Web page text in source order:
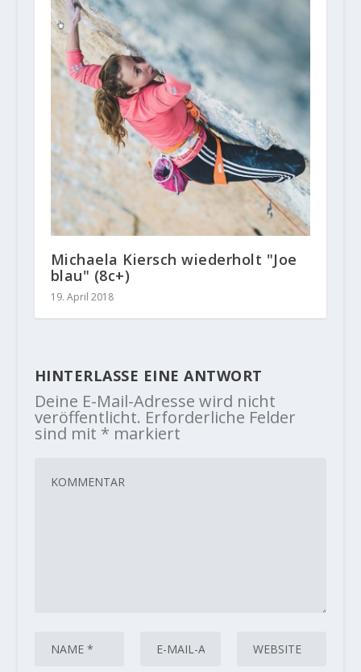
Michaela Kiersch wiederholt "Joe
blau" (8c+)
19. April 2018
HINTERLASSE EINE ANTWORT
Deine E-Mail-Adresse wird nicht
veröffentlicht. Erforderliche Felder
sind mit * markiert